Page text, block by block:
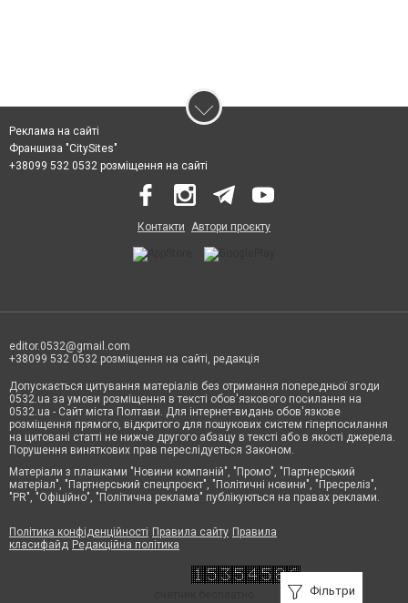
Фільтри
Реклама на сайті
Франшиза "CitySites"
+38099 532 0532 розміщення на сайті
Контакти Автори проєкту
editor.0532@gmail.com
+38099 532 0532 розміщення на сайті, редакція
Допускається цитування матеріалів без отримання попередньої згоди
0532.ua за умови розміщення в тексті обов'язкового посилання на
0532.ua - Сайт міста Полтави. Для інтернет-видань обов'язкове
розміщення прямого, відкритого для пошукових систем гіперпосилання
на цитовані статті не нижче другого абзацу в тексті або в якості джерела.
Порушення виняткових прав переслідується Законом.
Матеріали з плашками "Новини компаній", "Промо", "Партнерський
матеріал", "Партнерський спецпроєкт", "Політичні новини", "Пресреліз",
"PR", "Офіційно", "Політична реклама" публікуються на правах реклами.
Політика конфіденційності Правила сайту Правила
класифайд Редакційна політика